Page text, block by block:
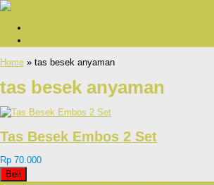
Home » tas besek anyaman
tas besek anyaman
Tas Besek Embos 2 Set
Rp 70.000
Beli